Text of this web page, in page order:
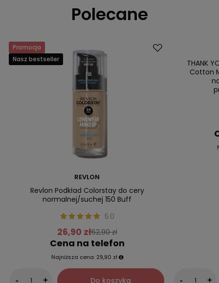
Polecane
Promocja
Nasz bestseller
REVLON
Revlon Podkład Colorstay do cery
normalnej/suchej 150 Buff
5.0
26,90 zł62,90 zł
Cena na telefon
Najniższa cena: 29,90 zł
- + Do koszyka
NaszTHANK
Cotton
- +